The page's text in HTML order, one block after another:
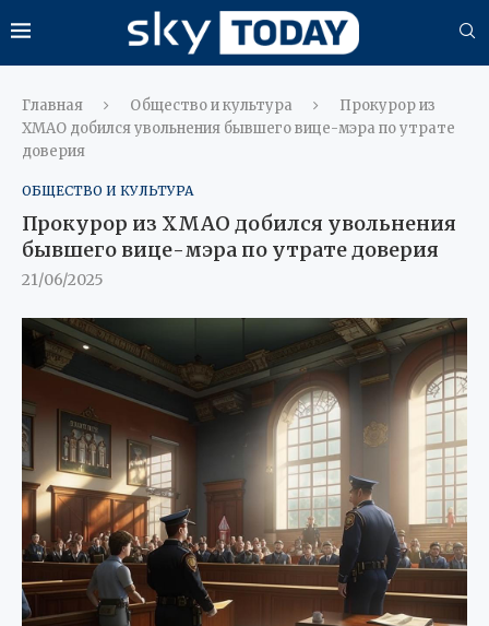
Главная Общество и культура
Прокурор из
ХМАО добился увольнения бывшего вице-мэра по утрате
доверия
ОБЩЕСТВО И КУЛЬТУРА
Прокурор из ХМАО добился увольнения
бывшего вице-мэра по утрате доверия
21/06/2025